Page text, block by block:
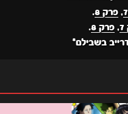
, פרק 8
.
, פרק 8
.
בשבילם*